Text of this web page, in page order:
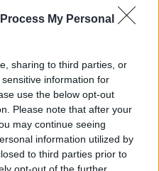
My Personal
sharing to third parties, or
information for
use the below opt-out
Please note that after your
may continue seeing
information utilized by
to third parties prior to